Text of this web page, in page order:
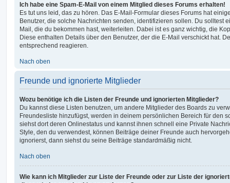
Ich habe eine Spam-E-Mail von einem Mitglied dieses Forums erhalten!
Es tut uns leid, das zu hören. Das E-Mail-Formular dieses Forums hat
Benutzer, die solche Nachrichten senden, identifizieren sollen. Du solltest
Mail, die du bekommen hast, weiterleiten. Dabei ist es ganz wichtig, die
Diese enthalten Details über den Benutzer, der die E-Mail verschickt hat.
entsprechend reagieren.
Nach oben
Freunde und ignorierte Mitglieder
Wozu benötige ich die Listen der Freunde und ignorierten Mitglieder?
Du kannst diese Listen benutzen, um andere Mitglieder des Boards zu
Freundesliste hinzufügst, werden in deinem persönlichen Bereich für den
siehst dort deren Onlinestatus und kannst ihnen schnell eine Private
Style, den du verwendest, können Beiträge deiner Freunde auch
ignorierst, dann siehst du seine Beiträge standardmäßig nicht.
Nach oben
Wie kann ich Mitglieder zur Liste der Freunde oder zur Liste der